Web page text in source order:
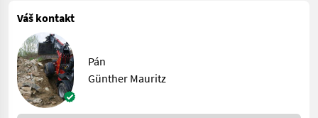
Váš kontakt
Pán
Günther Mauritz